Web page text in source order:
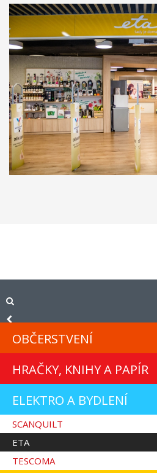
OBČERSTVENÍ
HRAČKY, KNIHY A PAPÍR
ELEKTRO A BYDLENÍ
SCANQUILT
ETA
TESCOMA